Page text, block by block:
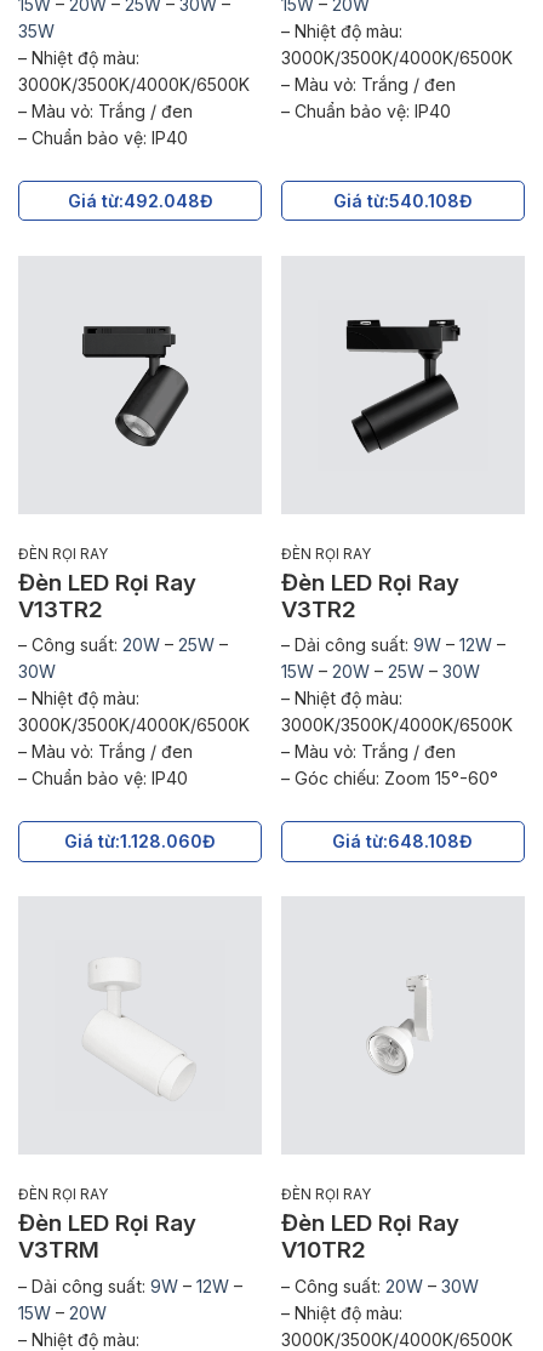
35W
– Nhiệt độ màu:
3000K/3500K/4000K/6500K
– Màu vỏ: Trắng / đen
– Chuẩn bảo vệ: IP40
Giá từ:492.048Đ
– Nhiệt độ màu:
3000K/3500K/4000K/6500K
– Màu vỏ: Trắng / đen
– Chuẩn bảo vệ: IP40
Giá từ:540.108Đ
ĐÈN RỌI RAY
Đèn LED Rọi Ray
V13TR2
– Công suất: 20W – 25W –
30W
– Nhiệt độ màu:
3000K/3500K/4000K/6500K
– Màu vỏ: Trắng / đen
– Chuẩn bảo vệ: IP40
Giá từ:1.128.060Đ
ĐÈN RỌI RAY
Đèn LED Rọi Ray
V3TR2
– Dải công suất: 9W– 12W–
15W– 20W– 25W– 30W
– Nhiệt độ màu:
3000K/3500K/4000K/6500K
– Màu vỏ: Trắng / đen
– Góc chiếu: Zoom 15°-60°
Giá từ:648.108Đ
ĐÈN RỌI RAY
Đèn LED Rọi Ray
V3TRM
– Dải công suất: 9W – 12W –
15W – 20W
– Nhiệt độ màu:
ĐÈN RỌI RAY
Đèn LED Rọi Ray
V10TR2
– Công suất: 20W– 30W
– Nhiệt độ màu:
3000K/3500K/4000K/6500K